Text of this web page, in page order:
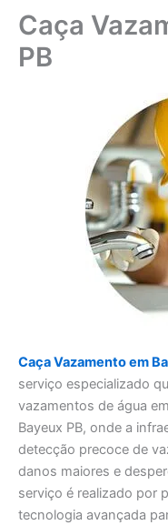
Caça
PB
Caça Vazamento em
serviço especializado
vazamentos de água
Bayeux PB, onde a
detecção precoce de
danos maiores e
serviço é realizado por
tecnologia avançada